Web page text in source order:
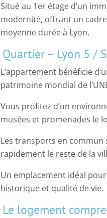
Situé au 1er étage d’un
modernité, offrant un
moyenne durée à Lyon.
Quartier – Lyon 5 /
L’appartement bénéficie
patrimoine mondial de
Vous profitez d’un
musées et promenades le
Les transports en
rapidement le reste de la
Un emplacement idéal
historique et qualité de vie.
Le logement